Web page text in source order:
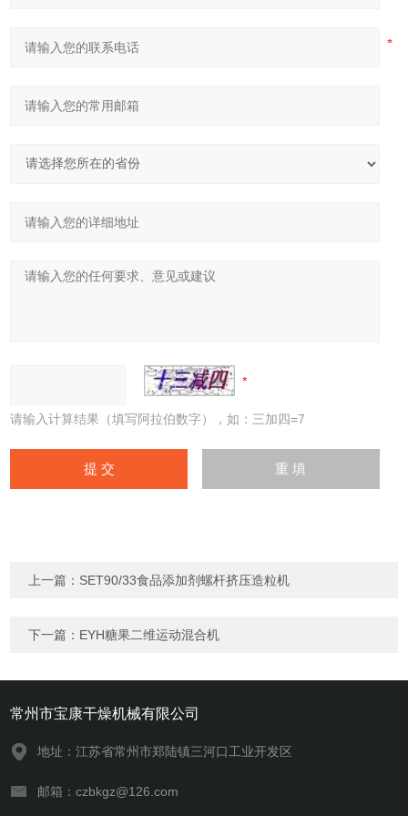
请输入计算结果（填写阿拉伯数字），如：三加四=7
上一篇： SET90/33食品添加剂螺杆挤压造粒机
下一篇： EYH糖果二维运动混合机
常州市宝康干燥机械有限公司
地址：江苏省常州市郑陆镇三河口工业开发区
邮箱：czbkgz@126.com